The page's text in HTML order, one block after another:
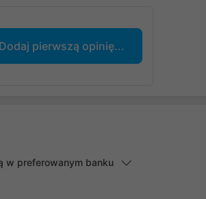
Dodaj pierwszą opinię...
w preferowanym banku